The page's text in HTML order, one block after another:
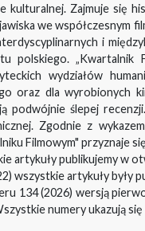
kulturalnej. Zajmuje się
we współczesnym
i
polskiego. „Kwartalnik
wydziałów
oraz dla wyrobionych
podwójnie ślepej
Zgodnie z
Filmowym" przyznaje się
artykuły publikujemy w
wszystkie artykuły były
134 (2026) wersją
numery ukazują